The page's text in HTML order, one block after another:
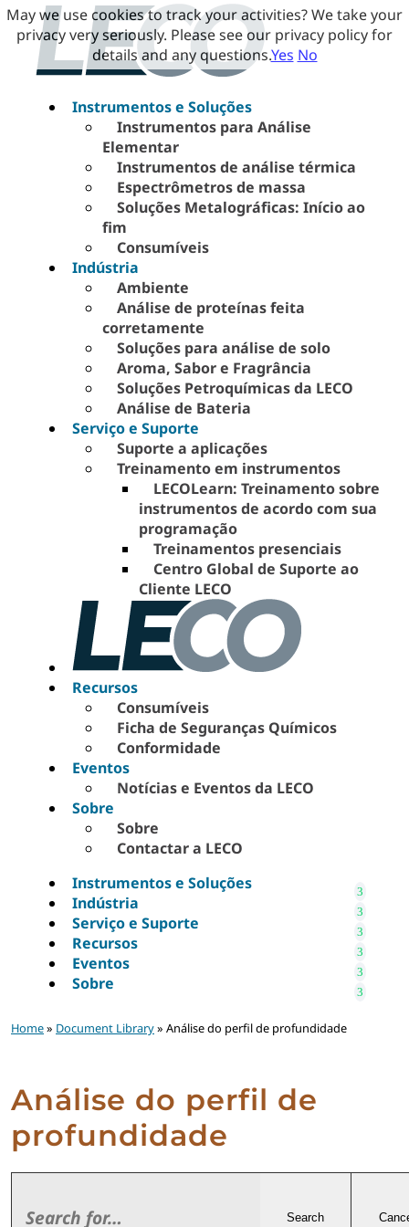
Instrumentos e Soluções
Instrumentos para Análise
Elementar
Instrumentos de análise térmica
Espectrômetros de massa
Soluções Metalográficas: Início ao
fim
Consumíveis
Indústria
Ambiente
Análise de proteínas feita
corretamente
Soluções para análise de solo
Aroma, Sabor e Fragrância
Soluções Petroquímicas da LECO
Análise de Bateria
Serviço e Suporte
Suporte a aplicações
Treinamento em instrumentos
LECOLearn: Treinamento sobre
instrumentos de acordo com sua
programação
Treinamentos presenciais
Centro Global de Suporte ao
Cliente LECO
Recursos
Consumíveis
Ficha de Seguranças Químicos
Conformidade
Eventos
Notícias e Eventos da LECO
Sobre
Sobre
Contactar a LECO
Instrumentos e Soluções
Indústria
Serviço e Suporte
Recursos
Eventos
Sobre
Home» Document Library» Análise do perfil de profundidade
Análise do perfil de
profundidade
Search
May we use cookies to track your activities? We take your
privacy very seriously. Please see our privacy policy for
details and any questions.Yes No